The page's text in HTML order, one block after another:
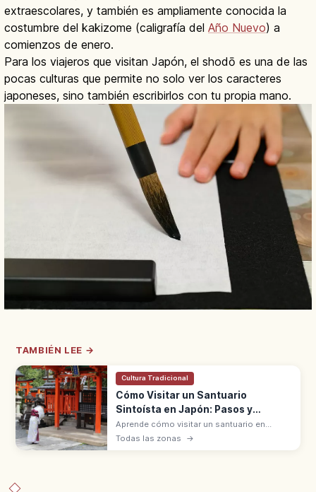
extraescolares, y también es ampliamente conocida la
costumbre del kakizome (caligrafía del Año Nuevo) a
comienzos de enero.
Para los viajeros que visitan Japón, el shodō es una de las
pocas culturas que permite no solo ver los caracteres
japoneses, sino también escribirlos con tu propia mano.
TAMBIÉN LEE →
Cultura Tradicional
Cómo Visitar un Santuario
Sintoísta en Japón: Pasos y
Normas
Aprende cómo visitar un santuario en
Japón: significado, pasos básicos y
Todas las zonas →